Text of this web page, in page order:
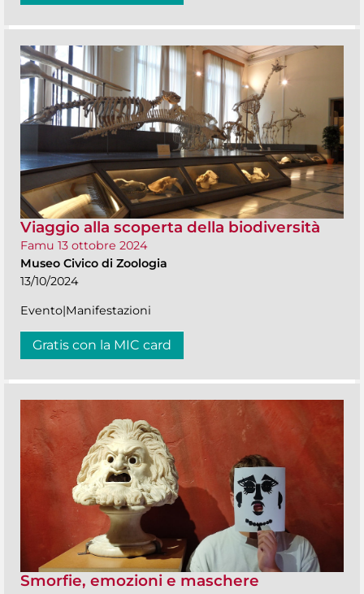
Viaggio alla scoperta della biodiversità
Famu 13 ottobre 2024
Museo Civico di Zoologia
13/10/2024
Evento|Manifestazioni
Gratis con la MIC card
Smorfie, emozioni e maschere